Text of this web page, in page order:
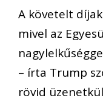
A követelt
mivel az
– írta Trump
rövid